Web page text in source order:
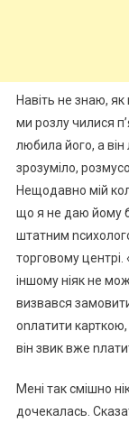
Навіть не знаю, як
ми розлу чилися
любила його, а
зрозуміло,
Нещодавно мій
що я не даю йому
штатним
торговому центрі.
іншому ніяк не
визвався замовити
оnлатити
він звик вже
Мені так смішно
дочекалась.